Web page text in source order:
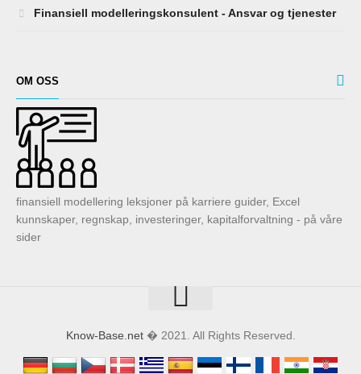
Finansiell modelleringskonsulent - Ansvar og tjenester
OM OSS
finansiell modellering leksjoner på karriere guider, Excel
kunnskaper, regnskap, investeringer, kapitalforvaltning - på våre
sider
Know-Base.net� 2021. All Rights Reserved.